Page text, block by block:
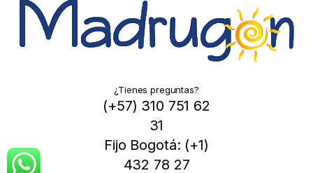
¿Tienes preguntas?
(+57) 310 751 62
31
Fijo Bogotá: (+1)
432 78 27